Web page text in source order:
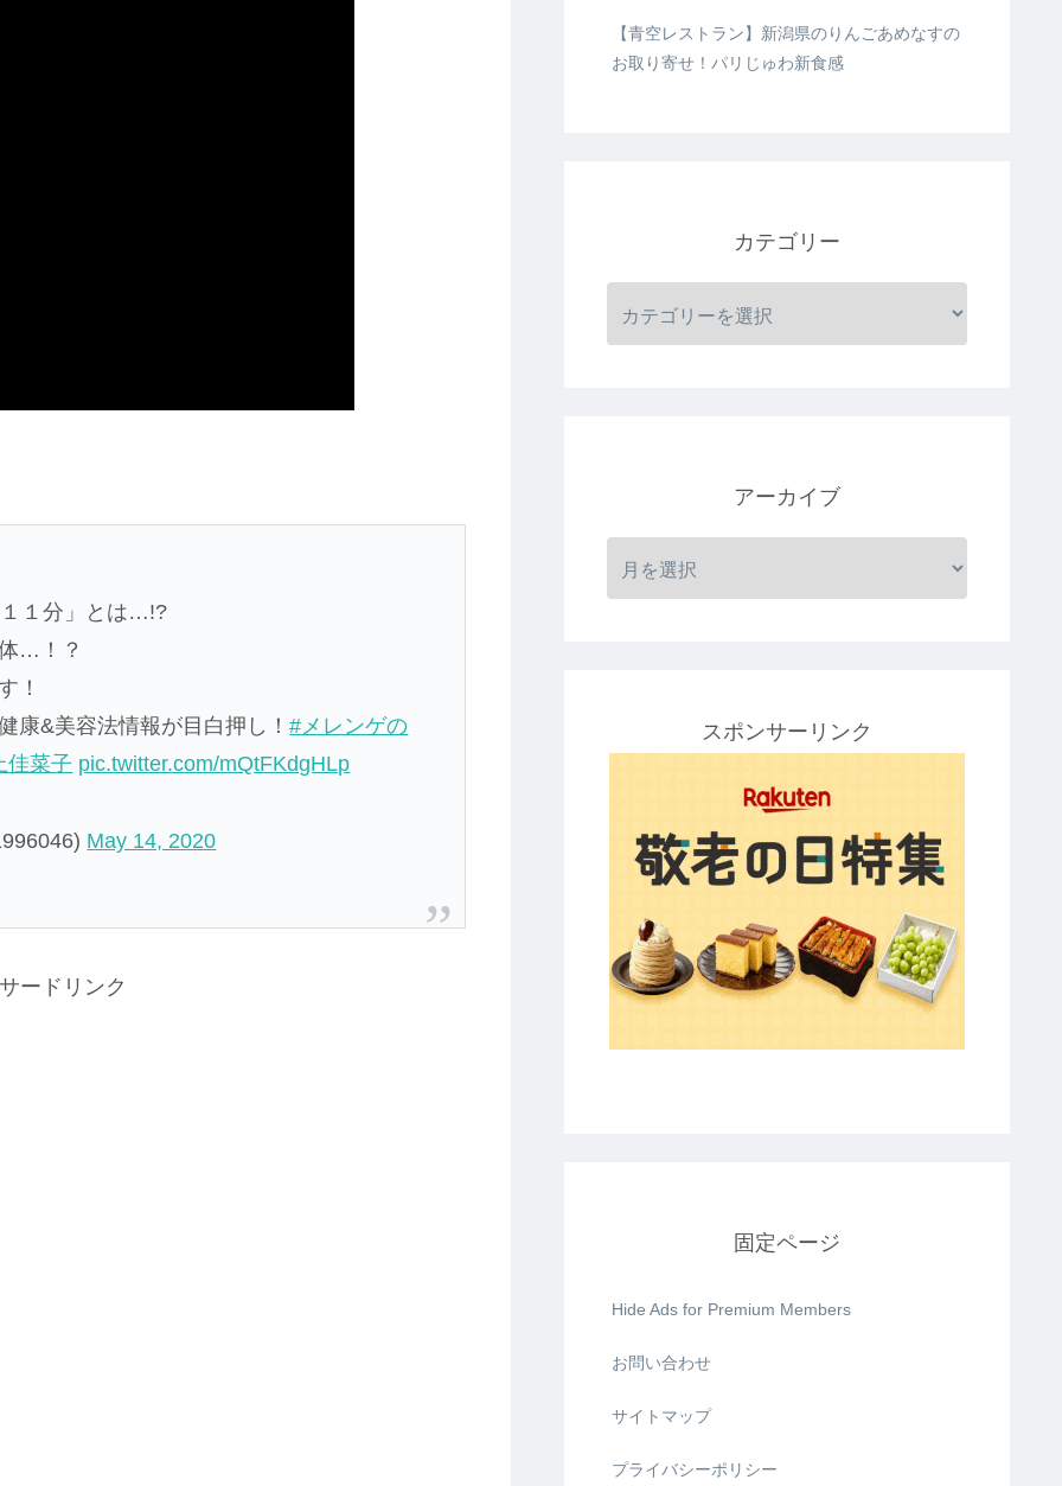
１分」とは…!?
…！？
！
康&美容法情報が目白押し！#メレンゲの
佳菜子 pic.twitter.com/mQtFKdgHLp
May 14, 2020
ードリンク
【青空レストラン】新潟県のりんごあめなすの
お取り寄せ！パリじゅわ新食感
カテゴリー
アーカイブ
スポンサーリンク
固定ページ
Hide Ads for Premium Members
お問い合わせ
サイトマップ
プライバシーポリシー